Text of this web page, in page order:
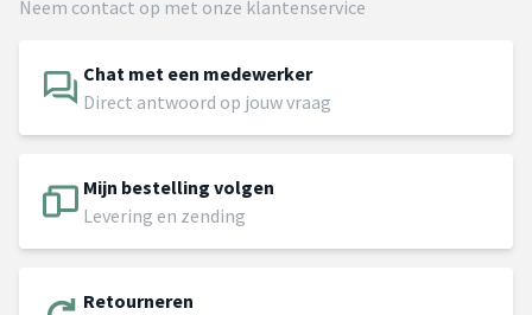
Neem contact op met onze klantenservice
Chat met een medewerker
Direct antwoord op jouw vraag
Mijn bestelling volgen
Levering en zending
Retourneren